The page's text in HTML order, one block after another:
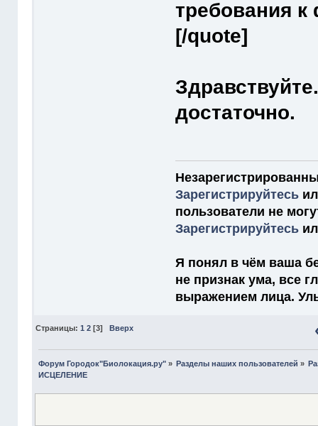
требования к
[/quote]
достаточно.
Зарегистрируйтесь
пользователи не
Зарегистрируйтесь
Я понял в чём ваша
не признак ума, все
выражением лица.
Страницы: 1 2[3] Вверх
Форум Городок"Биолокация.ру"» Разделы наших пользователей »
ИСЦЕЛЕНИЕ